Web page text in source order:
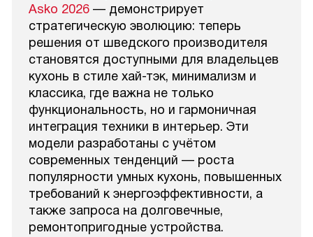
Asko 2026 — демонстрирует
стратегическую эволюцию: теперь
решения от шведского производителя
становятся доступными для владельцев
кухонь в стиле хай-тэк, минимализм и
классика, где важна не только
функциональность, но и гармоничная
интеграция техники в интерьер. Эти
модели разработаны с учётом
современных тенденций — роста
популярности умных кухонь, повышенных
требований к энергоэффективности, а
также запроса на долговечные,
ремонтопригодные устройства.